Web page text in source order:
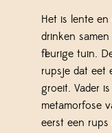
Het is lente
drinken
fleurige tuin.
rupsje dat eet
groeit. Vader
metamorfose
eerst een rups